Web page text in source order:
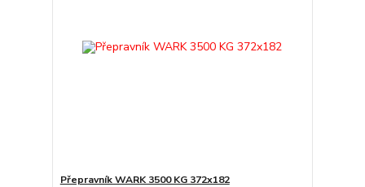
Přepravník WARK 3500 KG 372x182